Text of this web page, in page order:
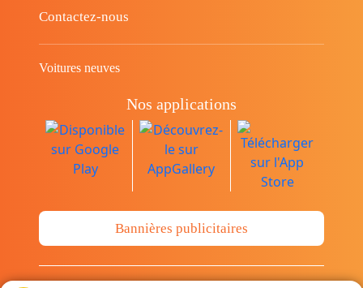
Contactez-nous
Voitures neuves
Nos applications
Bannières publicitaires